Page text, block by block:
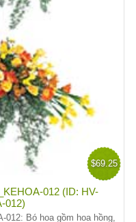
$69.25
012 (ID: HV-
012)
Bó hoa gồm hoa hồng,